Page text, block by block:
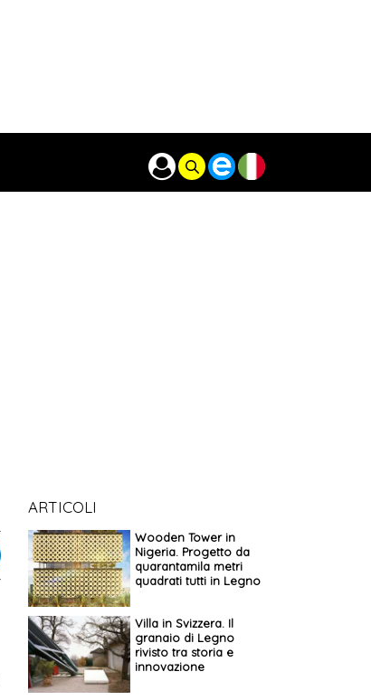
ARTICOLI
Wooden Tower in
Nigeria. Progetto da
quarantamila metri
quadrati tutti in Legno
Villa in Svizzera. Il
granaio di Legno
rivisto tra storia e
innovazione